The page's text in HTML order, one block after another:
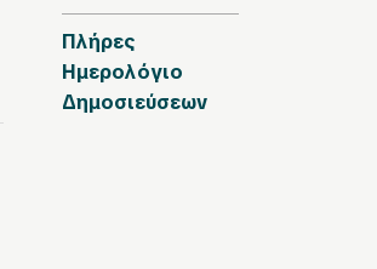
Πλήρες
Ημερολόγιο
Δημοσιεύσεων